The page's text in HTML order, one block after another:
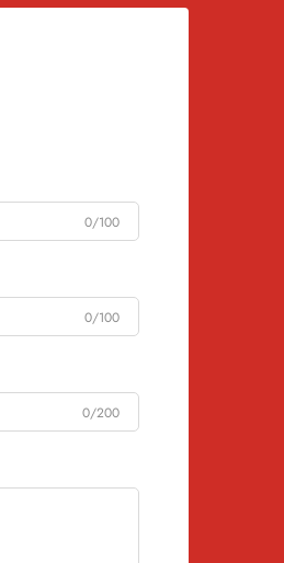
0/100
0/100
0/200